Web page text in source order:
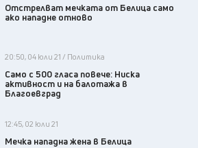
Отстрелват мечката от Белица само
ако нападне отново
20:50, 04 юли 21 / Политика
Само с 500 гласа повече: Ниска
активност и на балотажа в
Благоевград
12:45, 02 юли 21
Мечка нападна жена в Белица